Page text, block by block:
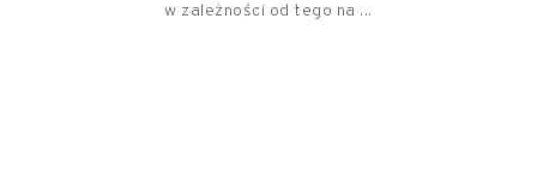
w zależności od tego na ...